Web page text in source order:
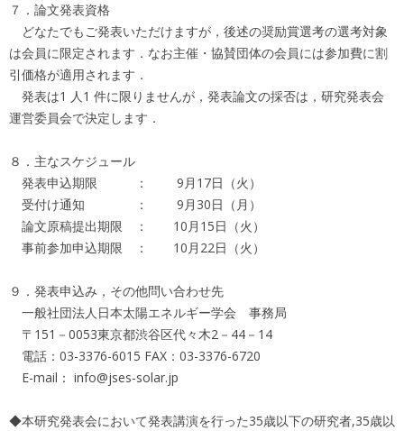
７．論文発表資格
どなたでもご発表いただけますが，後述の奨励賞選考の選考対象
は会員に限定されます．なお主催・協賛団体の会員には参加費に割
引価格が適用されます．
発表は1 人1 件に限りませんが，発表論文の採否は，研究発表会
運営委員会で決定します．
８．主なスケジュール
発表申込期限 ： 9月17日（火）
受付け通知 ： 9月30日（月）
論文原稿提出期限 ： 10月15日（火）
事前参加申込期限 ： 10月22日（火）
９．発表申込み，その他問い合わせ先
一般社団法人日本太陽エネルギー学会 事務局
〒151－0053東京都渋谷区代々木2－44－14
電話：03-3376-6015 FAX：03-3376-6720
E-mail： info@jses-solar.jp
◆本研究発表会において発表講演を行った35歳以下の研究者,35歳以